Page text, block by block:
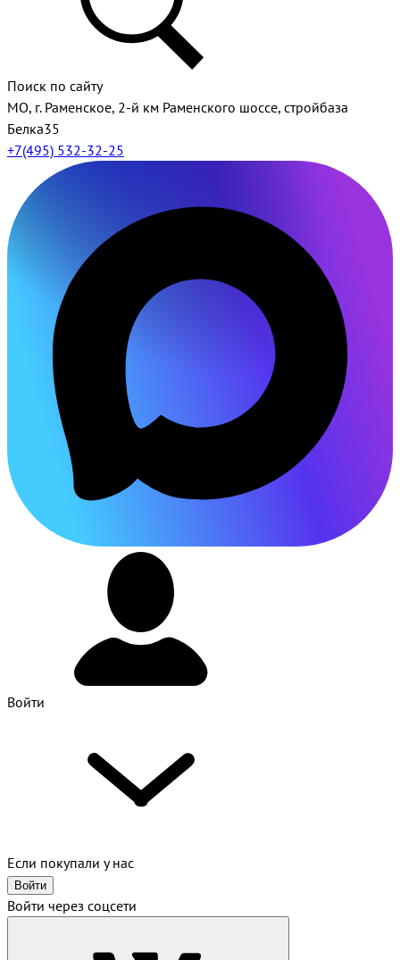
Поиск по сайту
МО, г. Раменское, 2-й км Раменского шоссе, стройбаза
Белка35
+7(495) 532-32-25
Войти
Если покупали у нас
Войти
Войти через соцсети